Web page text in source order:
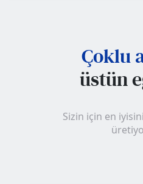
Çoklu
üstün
Sizin için en